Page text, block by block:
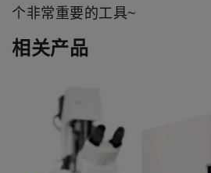
个非常重要的工具~
相关产品